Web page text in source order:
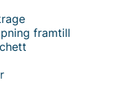
framtill